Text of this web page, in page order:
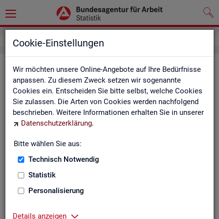
Cookie-Einstellungen
Wir möchten unsere Online-Angebote auf Ihre Bedürfnisse
anpassen. Zu diesem Zweck setzen wir sogenannte
Cookies ein. Entscheiden Sie bitte selbst, welche Cookies
Sie zulassen. Die Arten von Cookies werden nachfolgend
beschrieben. Weitere Informationen erhalten Sie in unserer
Datenschutzerklärung.
Bitte wählen Sie aus:
Technisch Notwendig
Statistik
Personalisierung
Details anzeigen
Kon­takt
Nut­zen Sie die Mög­lich­keit mit uns in Kon­takt zu tre­ten!
Sie haben Fra­gen zum An­ge­bot?
Sie be­nö­ti­gen auf Ihre Fra­ge­stel­lung zu­ge­schnit­te­ne Son­der­
Ihr Sta­tis­tik-Ser­vice hilft Ihnen wei­ter!
Zen­tra­ler Sta­tis­tik-Ser­vice